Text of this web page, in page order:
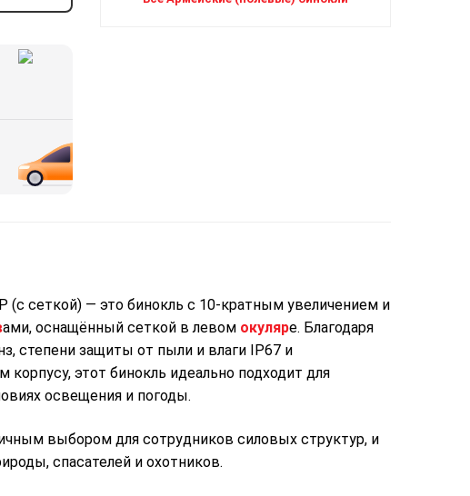
(с сеткой) — это бинокль с 10-кратным увеличением и
ами, оснащённый сеткой в левом окуляре. Благодаря
степени защиты от пыли и влаги IP67 и
этот бинокль идеально подходит для
освещения и погоды.
выбором для сотрудников силовых структур, и
спасателей и охотников.